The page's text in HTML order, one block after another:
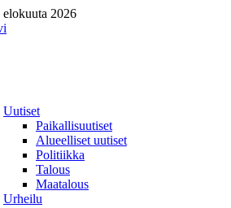
elokuuta 2026
Uutiset
Paikallisuutiset
Alueelliset uutiset
Politiikka
Talous
Maatalous
Urheilu